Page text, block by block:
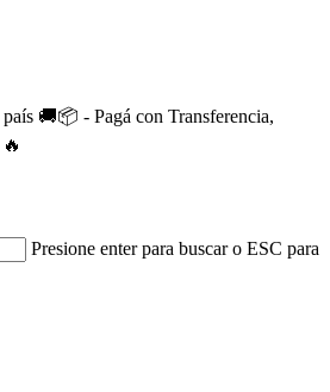
🚚📦 - Pagá con Transferencia,
Presione enter para buscar o ESC para